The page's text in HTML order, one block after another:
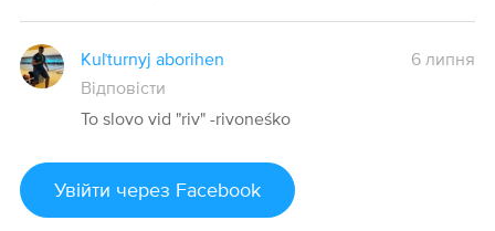
Kuľturnyj aborihen
6 липня
Відповісти
To slovo vid "riv" -rivoneśko
Увійти через Facebook